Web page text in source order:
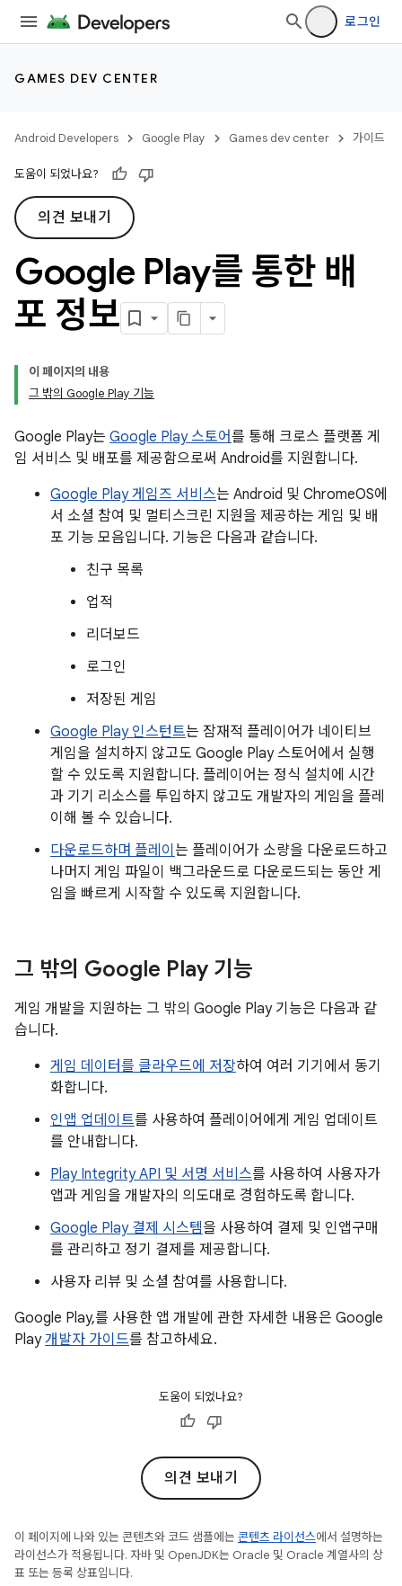
로그인
GAMES DEV CENTER
Android Developers Google Play Games dev center 가이드
도움이 되었나요?
의견 보내기
Google Play를 통한 배
포 정보
이 페이지의 내용
그 밖의 Google Play 기능
Google Play는 Google Play 스토어를 통해 크로스 플랫폼 게
임 서비스 및 배포를 제공함으로써 Android를 지원합니다.
Google Play 게임즈 서비스는 Android 및 ChromeOS에
서 소셜 참여 및 멀티스크린 지원을 제공하는 게임 및 배
포 기능 모음입니다. 기능은 다음과 같습니다.
친구 목록
업적
리더보드
로그인
저장된 게임
Google Play 인스턴트는 잠재적 플레이어가 네이티브
게임을 설치하지 않고도 Google Play 스토어에서 실행
할 수 있도록 지원합니다. 플레이어는 정식 설치에 시간
과 기기 리소스를 투입하지 않고도 개발자의 게임을 플레
이해 볼 수 있습니다.
다운로드하며 플레이 는 플레이어가 소량을 다운로드하고
나머지 게임 파일이 백그라운드로 다운로드되는 동안 게
임을 빠르게 시작할 수 있도록 지원합니다.
그 밖의 Google Play 기능
게임 개발을 지원하는 그 밖의 Google Play 기능은 다음과 같
습니다.
게임 데이터를 클라우드에 저장하여 여러 기기에서 동기
화합니다.
인앱 업데이트를 사용하여 플레이어에게 게임 업데이트
를 안내합니다.
Play Integrity API 및 서명 서비스를 사용하여 사용자가
앱과 게임을 개발자의 의도대로 경험하도록 합니다.
Google Play 결제 시스템을 사용하여 결제 및 인앱구매
를 관리하고 정기 결제를 제공합니다.
사용자 리뷰 및 소셜 참여를 사용합니다.
Google Play,를 사용한 앱 개발에 관한 자세한 내용은 Google
Play개발자 가이드를 참고하세요.
도움이 되었나요?
의견 보내기
이 페이지에 나와 있는 콘텐츠와 코드 샘플에는 콘텐츠 라이선스에서 설명하는
라이선스가 적용됩니다. 자바 및 OpenJDK는 Oracle 및 Oracle 계열사의 상
표 또는 등록 상표입니다.